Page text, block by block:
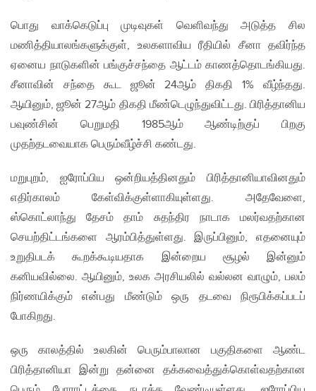
பொது வாக்கெடுப்பு முடிவுகள் வெளிவந்து அடுத்த சில
மணித்தியாலங்களுக்குள், உலகளாவிய ரீதியில் சீனா தவிர்ந்த
ஏனைய நாடுகளின் பங்குச்சந்தை ஆட்டம் காணத்தொடங்கியது.
சீனாவின் சந்தை கூட ஜூன் 24ஆம் திகதி 1% வீழ்ந்தது.
ஆயினும், ஜூன் 27ஆம் திகதி மீண்டெழுந்துவிட்டது. பிரித்தானிய
பவுண்சின் பெறுமதி 1985ஆம் ஆண்டிற்குப் பிறகு
முதற்தடவையாக பெரும்வீழ்ச்சி கண்டது.
மறுபுறம், ஐரோப்பிய ஒன்றியத்தினதும் பிரித்தானியாவினதும்
எதிர்காலம் கேள்விக்குள்ளாகியுள்ளது. அதேவேளை,
ஸ்கொட்லாந்து தேசம் தாம் சுதந்திர நாடாக மலர்வதற்கான
செயற்திட்டங்களை ஆரம்பித்துள்ளது. இருப்பினும், எதனையும்
உறுதிபடக் கூறக்கூடியதாக இன்றைய சூழல் இன்னும்
கனியவில்லை. ஆயினும், உலக அரசியலில் வல்லன வாழும், பலம்
நிர்ணயிக்கும் என்பது மீண்டும் ஒரு தடவை நிரூபிக்கப்படப்
போகிறது.
ஒரு காலத்தில் உலகின் பெரும்பாலான பகுதிகளை ஆண்ட
பிரித்தானியா இன்று தன்னை தக்கவைத்துக்கொள்வதற்கான